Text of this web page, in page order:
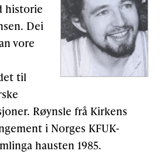
historie
Dei
vore
til
Røynsle frå Kirkens
i Norges KFUK-
hausten 1985.